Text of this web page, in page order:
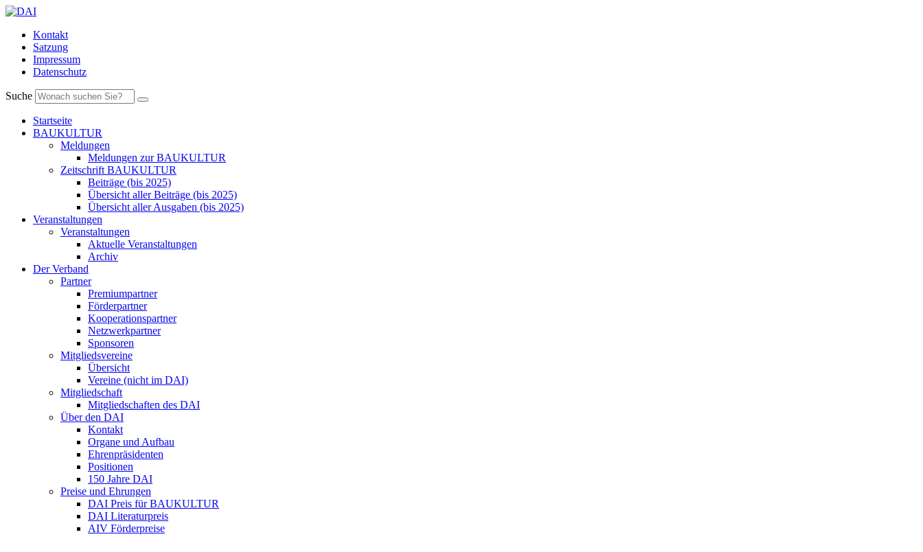
Kontakt
Satzung
Impressum
Datenschutz
Suche
Startseite
BAUKULTUR
Meldungen
Meldungen zur BAUKULTUR
Zeitschrift BAUKULTUR
Beiträge (bis 2025)
Übersicht aller Beiträge (bis 2025)
Übersicht aller Ausgaben (bis 2025)
Veranstaltungen
Veranstaltungen
Aktuelle Veranstaltungen
Archiv
Der Verband
Partner
Premiumpartner
Förderpartner
Kooperationspartner
Netzwerkpartner
Sponsoren
Mitgliedsvereine
Übersicht
Vereine (nicht im DAI)
Mitgliedschaft
Mitgliedschaften des DAI
Über den DAI
Kontakt
Organe und Aufbau
Ehrenpräsidenten
Positionen
150 Jahre DAI
Preise und Ehrungen
DAI Preis für BAUKULTUR
DAI Literaturpreis
AIV Förderpreise